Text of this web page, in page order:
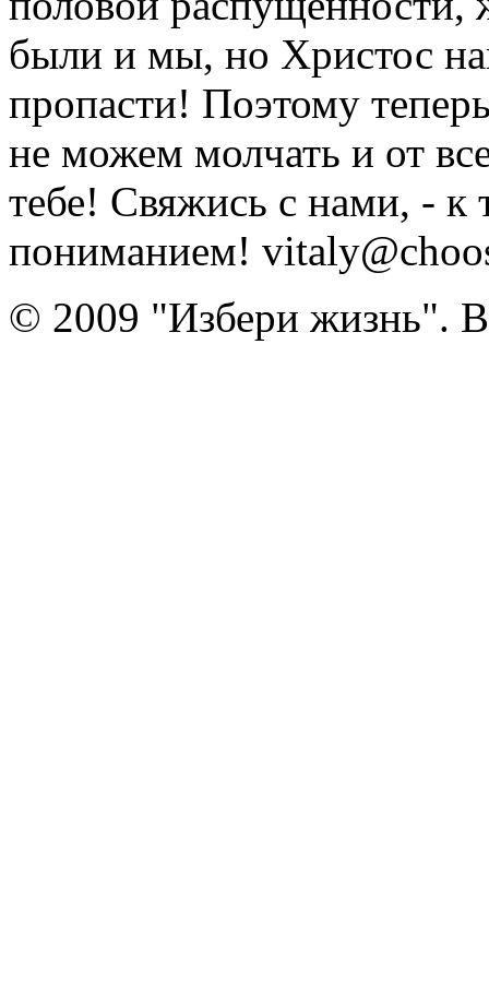
были и мы, но Христос
пропасти! Поэтому
не можем молчать и от
тебе! Свяжись с нами, - к
пониманием!
© 2009 "Избери жизнь".